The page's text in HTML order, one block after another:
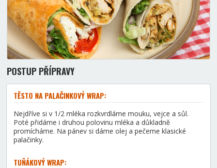
POSTUP PŘÍPRAVY
TĚSTO NA PALAČINKOVÝ WRAP:
Nejdříve si v 1/2 mléka rozkvrdláme mouku, vejce a sůl.
Poté přidáme i druhou polovinu mléka a důkladně
promícháme. Na pánev si dáme olej a pečeme klasické
palačinky.
TUŇÁKOVÝ WRAP: